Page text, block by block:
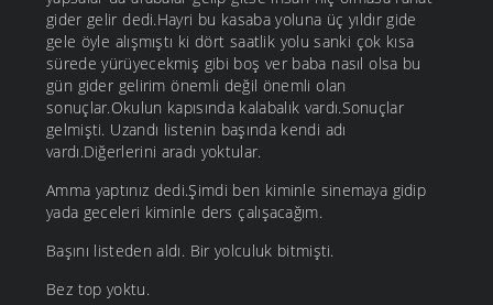
gider gelir dedi.Hayri bu kasaba yoluna üç yıldır gide
gele öyle alışmıştı ki dört saatlik yolu sanki çok kısa
sürede yürüyecekmiş gibi boş ver baba nasıl olsa bu
gün gider gelirim önemli değil önemli olan
sonuçlar.Okulun kapısında kalabalık vardı.Sonuçlar
gelmişti. Uzandı listenin başında kendi adı
vardı.Diğerlerini aradı yoktular.
Amma yaptınız dedi.Şimdi ben kiminle sinemaya gidip
yada geceleri kiminle ders çalışacağım.
Başını listeden aldı. Bir yolculuk bitmişti.
Bez top yoktu.